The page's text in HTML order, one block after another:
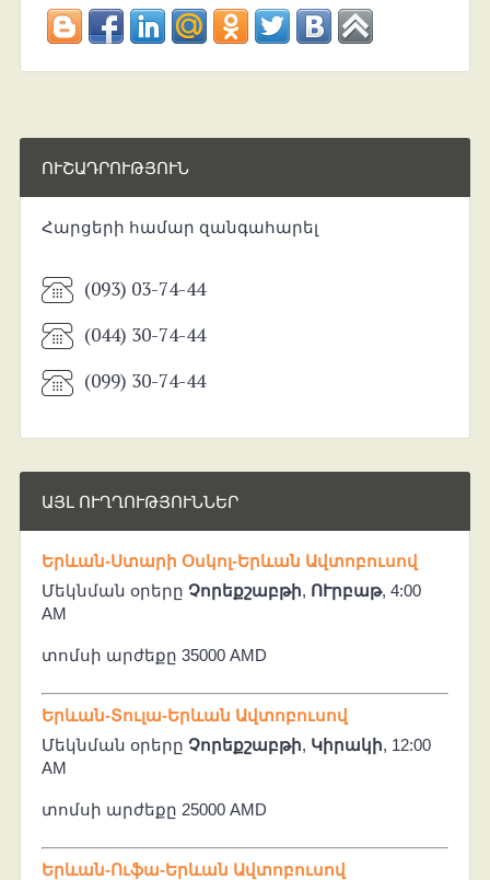
ՈՒՇԱԴՐՈՒԹՅՈՒՆ
Հարցերի համար զանգահարել
(093) 03-74-44
(044) 30-74-44
(099) 30-74-44
ԱՅԼ ՈՒՂՂՈՒԹՅՈՒՆՆԵՐ
Երևան-Ստարի Օսկոլ-Երևան Ավտոբուսով
Մեկնման օրերը Չորեքշաբթի, ՈՒրբաթ, 4:00
AM
տոմսի արժեքը 35000 AMD
Երևան-Տուլա-Երևան Ավտոբուսով
Մեկնման օրերը Չորեքշաբթի, Կիրակի, 12:00
AM
տոմսի արժեքը 25000 AMD
Երևան-Ուֆա-Երևան Ավտոբուսով